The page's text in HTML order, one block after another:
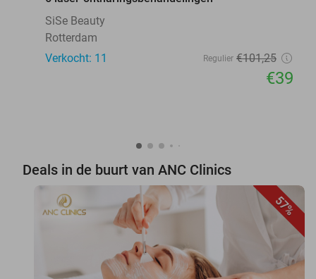
SiSe Beauty
Rotterdam
Verkocht: 11
Regulier €101,25
€39
Deals in de buurt van ANC Clinics
57%